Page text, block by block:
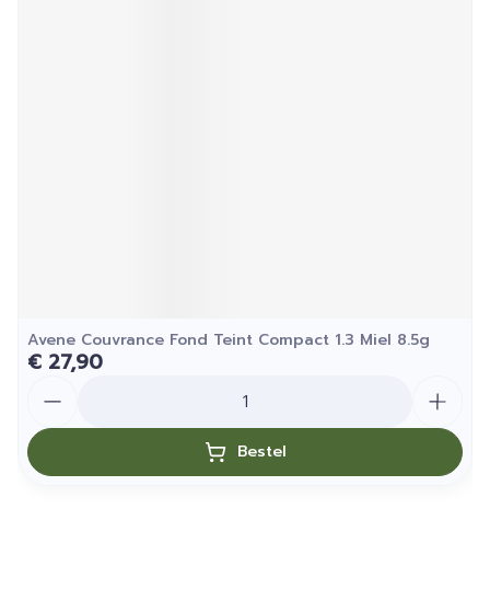
Avene Couvrance Fond Teint Compact 1.3 Miel 8.5g
€ 27,90
Bestel